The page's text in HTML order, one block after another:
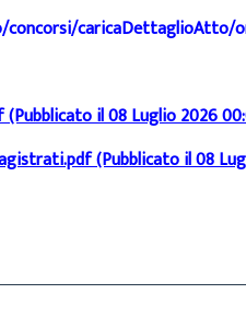
caricaDettaglioAtto/
il 08 Luglio 2026
(Pubblicato il 08